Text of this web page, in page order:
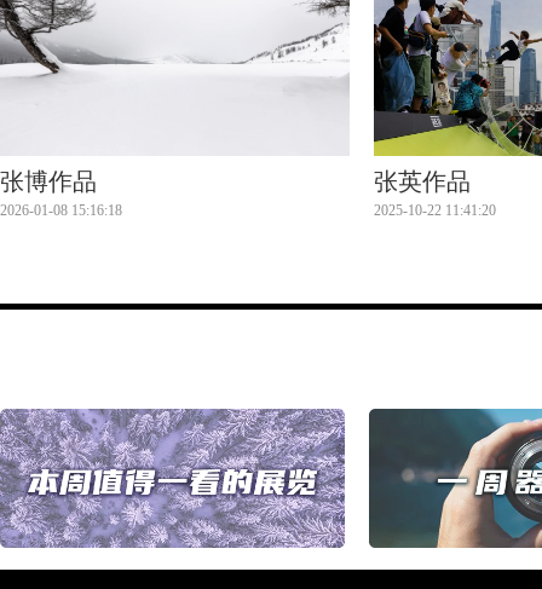
张博作品
2026-01-08 15:16:18
张英作品
2025-10-22 11:41:20